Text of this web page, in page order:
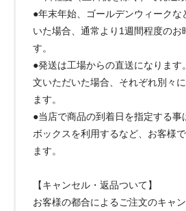
●年末年始、ゴールデンウィークな
いた場合、通常より1週間程度のお
す。
●発送は工場からの直送になります
文いただいた場合、それぞれ別々
ます。
●当店で商品の到着日を指定する事
ボックスを利用するなど、お客様
ます。
【キャンセル・返品ついて】
お客様の都合によるご注文のキャ